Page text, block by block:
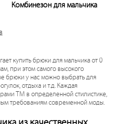
Комбинезон для мальчика
купить брюки для мальчика от 0
при этом самого высокого
брюки у нас можно выбрать для
отдыха и т.д. Каждая
ТМ в определенной стилистике,
требованиям современной моды.